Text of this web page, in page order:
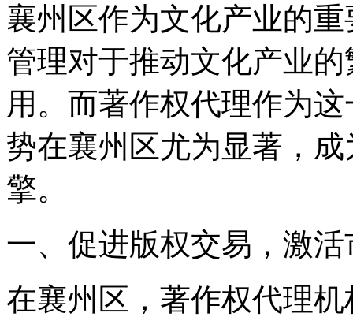
襄州区作为文化产业的
管理对于推动文化产业
用。而著作权代理作为
势在襄州区尤为显著，
擎。
一、促进版权交易，激
在襄州区，著作权代理